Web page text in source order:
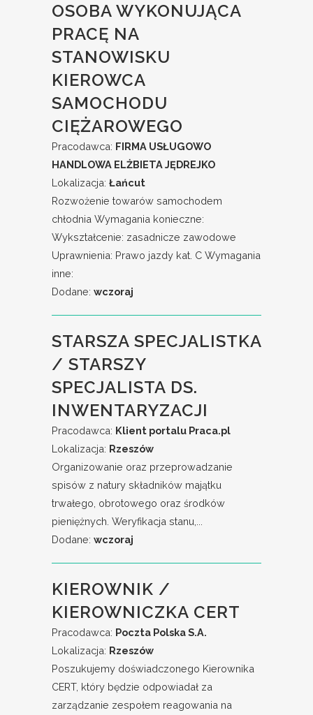
OSOBA WYKONUJĄCA
PRACĘ NA
STANOWISKU
KIEROWCA
SAMOCHODU
CIĘŻAROWEGO
Pracodawca: FIRMA USŁUGOWO
HANDLOWA ELŻBIETA JĘDREJKO
Lokalizacja: Łańcut
Rozwożenie towarów samochodem
chłodnia Wymagania konieczne:
Wykształcenie: zasadnicze zawodowe
Uprawnienia: Prawo jazdy kat. C Wymagania
inne:
Dodane: wczoraj
STARSZA SPECJALISTKA
/ STARSZY
SPECJALISTA DS.
INWENTARYZACJI
Pracodawca: Klient portalu Praca.pl
Lokalizacja: Rzeszów
Organizowanie oraz przeprowadzanie
spisów z natury składników majątku
trwałego, obrotowego oraz środków
pieniężnych. Weryfikacja stanu,...
Dodane: wczoraj
KIEROWNIK /
KIEROWNICZKA CERT
Pracodawca: Poczta Polska S.A.
Lokalizacja: Rzeszów
Poszukujemy doświadczonego Kierownika
CERT, który będzie odpowiadał za
zarządzanie zespołem reagowania na